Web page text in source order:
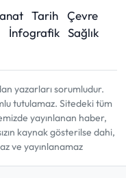
Tarih
Çevre
İnfografik Sağlık
yazarları sorumludur.
tutulamaz. Sitedeki tüm
yayınlanan haber,
kaynak gösterilse dahi,
ve yayınlanamaz